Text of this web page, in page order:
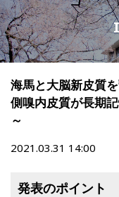
海馬と大脳新皮質
側嗅内皮質が長期
～
2021.03.31 14:00
発表のポイント